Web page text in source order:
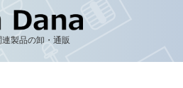
製品の卸・通販